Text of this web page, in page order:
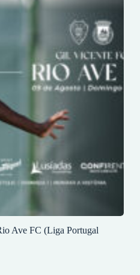
Ave FC (Liga Portugal